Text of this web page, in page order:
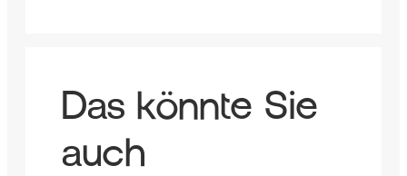
Das könnte Sie
auch